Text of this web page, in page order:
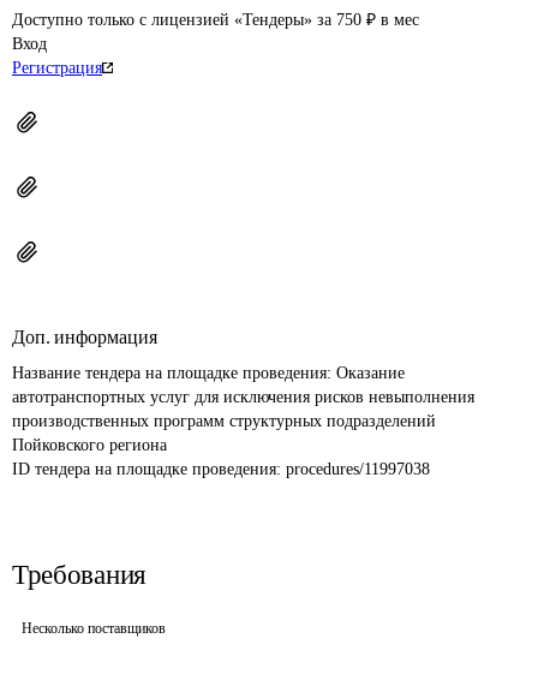
Доступно только с лицензией «Тендеры» за 750 ₽ в мес
Вход
Регистрация
Доп. информация
Название тендера на площадке проведения: Оказание
автотранспортных услуг для исключения рисков невыполнения
производственных программ структурных подразделений
Пойковского региона
ID тендера на площадке проведения: procedures/11997038
Требования
Несколько поставщиков